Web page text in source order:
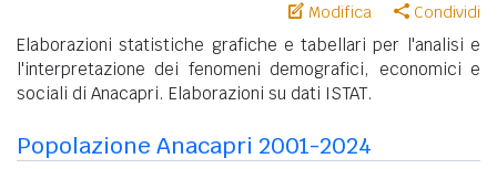
Modifica Condividi
Elaborazioni statistiche grafiche e tabellari per l'analisi e
l'interpretazione dei fenomeni demografici, economici e
sociali di Anacapri. Elaborazioni su dati ISTAT.
Popolazione Anacapri 2001-2024